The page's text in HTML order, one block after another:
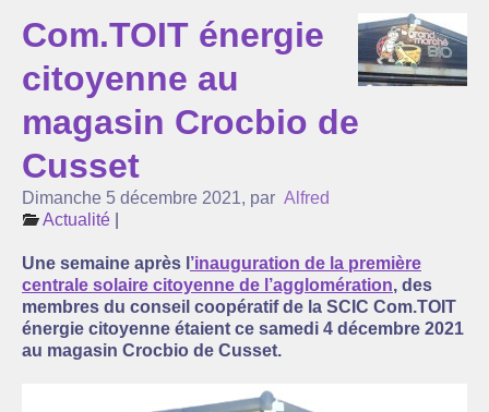
L’association Com’Toit
Nos partenaires
Agenda
Actualité
Réflexions sur l’énergie ...
La lettre d’infos
Com.TOIT énergie
citoyenne au
magasin Crocbio de
Cusset
Dimanche 5 décembre 2021, par Alfred
Actualité
Une semaine après l ’inauguration de la première
centrale solaire citoyenne de l’agglomération, des
membres du conseil coopératif de la SCIC Com.TOIT
énergie citoyenne étaient ce samedi 4 décembre 2021
au magasin Crocbio de Cusset.